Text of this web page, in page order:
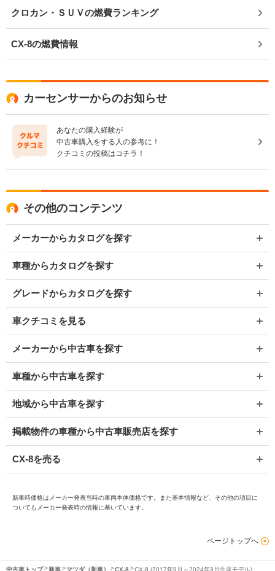
クロカン・ＳＵＶの燃費ランキング
CX-8の燃費情報
カーセンサーからのお知らせ
あなたの購入経験が
中古車購入をする人の参考に！
クチコミの投稿はコチラ！
その他のコンテンツ
メーカーからカタログを探す
車種からカタログを探す
グレードからカタログを探す
車クチコミを見る
メーカーから中古車を探す
車種から中古車を探す
地域から中古車を探す
掲載物件の車種から中古車販売店を探す
CX-8を売る
新車時価格はメーカー発表当時の車両本体価格です。また基本情報など、その他の項目に
ついてもメーカー発表時の情報に基いています。
ページトップへ
中古車トップ 新車 マツダ（新車） CX-8 CX-8 (2017年9月～2024年3月生産モデル)